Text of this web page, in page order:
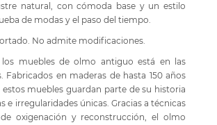
natural, con cómoda base y un estilo
de modas y el paso del tiempo.
No admite modificaciones.
los muebles de olmo antiguo está en las
Fabricados en maderas de hasta 150 años
muebles guardan parte de su historia
e irregularidades únicas. Gracias a técnicas
oxigenación y reconstrucción, el olmo